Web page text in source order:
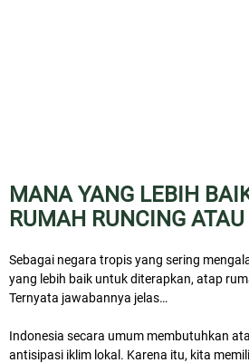
MANA YANG LEBIH
RUMAH RUNCING
Sebagai negara tropis yang sering
yang lebih baik untuk diterapkan, atap
Ternyata jawabannya jelas…
Indonesia secara umum membutuhkan
antisipasi iklim lokal. Karena itu, kita